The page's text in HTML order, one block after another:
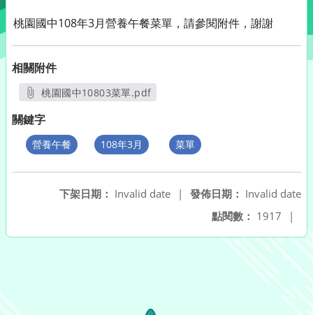
桃園國中108年3月營養午餐菜單，請參閱附件，謝謝
相關附件
桃園國中10803菜單.pdf
關鍵字
營養午餐 108年3月 菜單
發佈日期： Invalid date
下架日期： Invalid date
|
點閱數： 1917 |